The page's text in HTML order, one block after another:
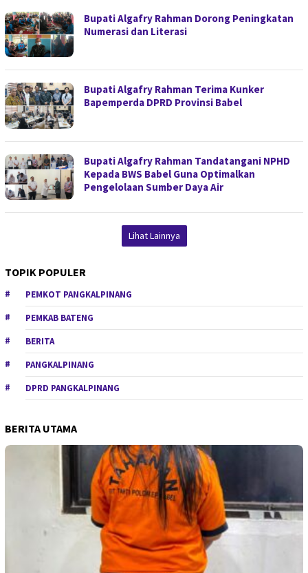
Bupati Algafry Rahman Dorong Peningkatan
Numerasi dan Literasi
Bupati Algafry Rahman Terima Kunker
Bapemperda DPRD Provinsi Babel
Bupati Algafry Rahman Tandatangani NPHD
Kepada BWS Babel Guna Optimalkan
Pengelolaan Sumber Daya Air
Lihat Lainnya
TOPIK POPULER
PEMKOT PANGKALPINANG
PEMKAB BATENG
BERITA
PANGKALPINANG
DPRD PANGKALPINANG
BERITA UTAMA